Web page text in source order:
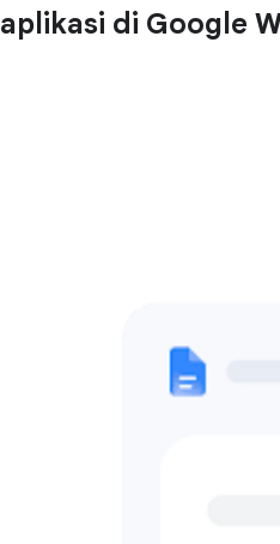
aplikasi di Google